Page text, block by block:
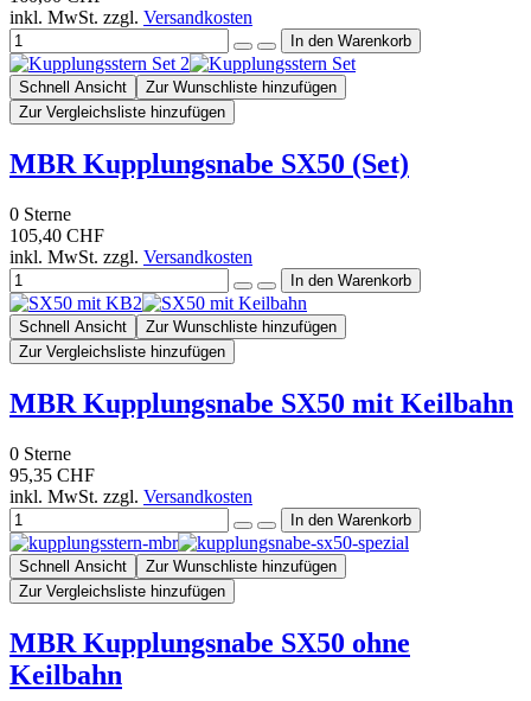
inkl. MwSt. zzgl. Versandkosten
Schnell Ansicht
Zur Wunschliste hinzufügen
Zur Vergleichsliste hinzufügen
MBR Kupplungsnabe SX50 (Set)
0 Sterne
105,40 CHF
inkl. MwSt. zzgl. Versandkosten
Schnell Ansicht
Zur Wunschliste hinzufügen
Zur Vergleichsliste hinzufügen
MBR Kupplungsnabe SX50 mit Keilbahn
0 Sterne
95,35 CHF
inkl. MwSt. zzgl. Versandkosten
Schnell Ansicht
Zur Wunschliste hinzufügen
Zur Vergleichsliste hinzufügen
MBR Kupplungsnabe SX50 ohne
Keilbahn